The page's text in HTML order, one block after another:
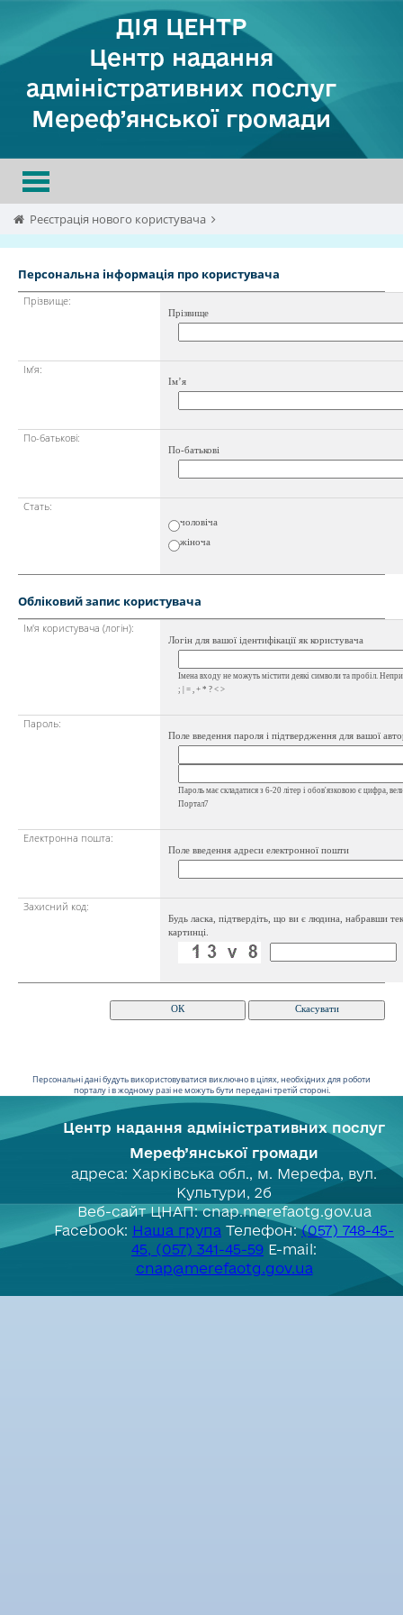
ДІЯ ЦЕНТР
Центр надання
адміністративних послуг
Мереф’янської громади
Toggle
navigation
Реєстрація нового користувача
Персональна інформація про користувача
Прізвище:
Прізвище
Ім’я:
Ім’я
По-батькові:
По-батькові
Стать:
чоловіча
жіноча
Обліковий запис користувача
Ім'я користувача (логін):
Логін для вашої ідентифікації як користувача
Імена входу не можуть містити деякі символи та пробіл.
; | = , + * ? < >
Пароль:
Поле введення пароля і підтвердження для вашої
Пароль має складатися з 6-20 літер і обов'язковою є цифра,
Портал7
Електронна пошта:
Поле введення адреси електронної пошти
Захисний код:
Будь ласка, підтвердіть, що ви є людина, набравши
картинці.
Персональні дані будуть використовуватися виключно в цілях, необхідних для роботи
порталу і в жодному разі не можуть бути передані третій стороні.
Центр надання адміністративних послуг
Мереф’янської громади
адреса: Харківська обл., м. Мерефа, вул.
Культури, 2б
Веб-сайт ЦНАП: cnap.merefaotg.gov.ua
Facebook: Наша група Телефон:(057) 748-45-
45, (057) 341-45-59 E-mail:
cnap@merefaotg.gov.ua